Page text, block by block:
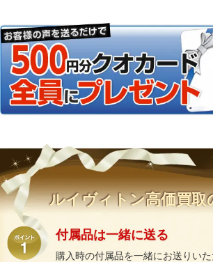
ルイヴィトン高価買取
付属品は一緒に送る
購入時の付属品を一緒にお送りい